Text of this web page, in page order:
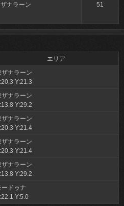
ナラーン 51
エリア
ザナラーン
Y:21.3
ザナラーン
Y:29.2
ザナラーン
Y:21.4
ザナラーン
Y:21.4
ザナラーン
Y:29.2
ードゥナ
Y:5.0